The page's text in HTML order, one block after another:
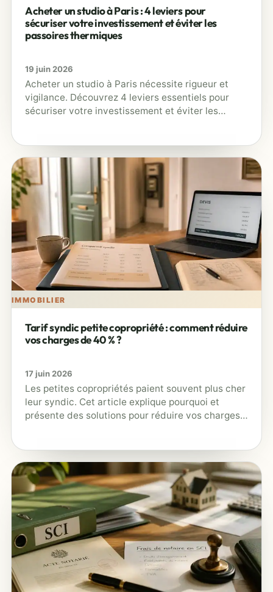
Acheter un studio à Paris : 4 leviers pour
sécuriser votre investissement et éviter les
passoires thermiques
19 juin 2026
Acheter un studio à Paris nécessite rigueur et
vigilance. Découvrez 4 leviers essentiels pour
sécuriser votre investissement et éviter les
IMMOBILIER
Tarif syndic petite copropriété : comment réduire
vos charges de 40 % ?
17 juin 2026
Les petites copropriétés paient souvent plus cher
leur syndic. Cet article explique pourquoi et
présente des solutions pour réduire vos charges